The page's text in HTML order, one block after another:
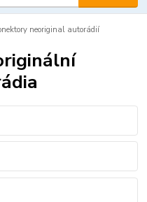
neoriginal autorádií